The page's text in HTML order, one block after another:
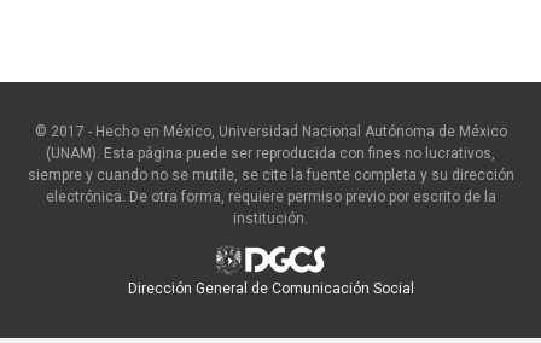
© 2017 - Hecho en México, Universidad Nacional Autónoma de México
(UNAM). Esta página puede ser reproducida con fines no lucrativos,
siempre y cuando no se mutile, se cite la fuente completa y su dirección
electrónica. De otra forma, requiere permiso previo por escrito de la
institución.
Dirección General de Comunicación Social